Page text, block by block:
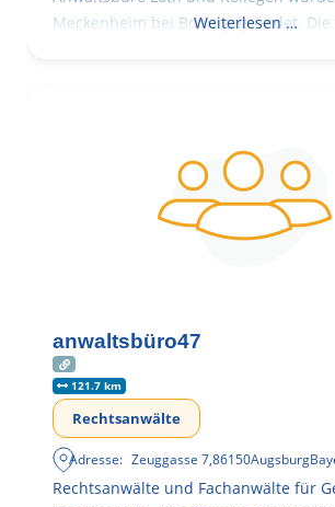
Meckenheim bei Bonn gegründet.
Weiterlesen …
anwaltsbüro47
121.7 km
Rechtsanwälte
Adresse: Zeuggasse 7,86150Augsburg
Rechtsanwälte und Fachanwälte für